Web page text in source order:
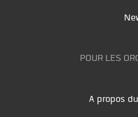
POUR LES
A propos